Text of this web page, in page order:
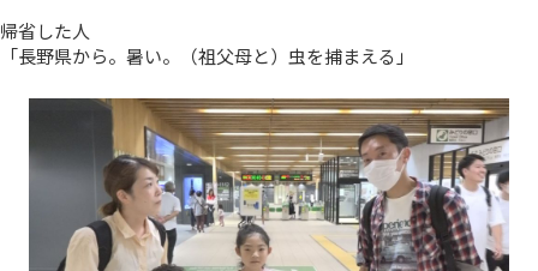
帰省した人
「長野県から。暑い。（祖父母と）虫を捕まえる」